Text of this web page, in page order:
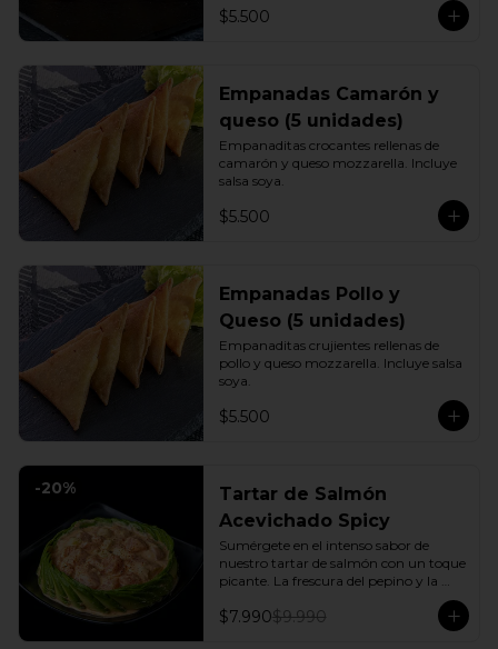
$5.500
Empanadas Camarón y
queso (5 unidades)
Empanaditas crocantes rellenas de
camarón y queso mozzarella. Incluye
salsa soya.
$5.500
Empanadas Pollo y
Queso (5 unidades)
Empanaditas crujientes rellenas de
pollo y queso mozzarella. Incluye salsa
soya.
$5.500
-20%
Tartar de Salmón
Acevichado Spicy
Sumérgete en el intenso sabor de
nuestro tartar de salmón con un toque
picante. La frescura del pepino y la
suavidad de la palta se combinan con
la explosión de la salsa spicy, creando
un plato vibrante y lleno de sabor que
$7.990$9.990